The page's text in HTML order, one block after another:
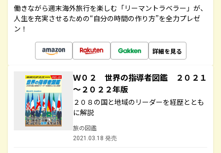
働きながら週末海外旅行を楽しむ「リーマントラベラー」が、
人生を充実させるための“自分の時間の作り方”を全力プレゼ
ン！
詳細を見る
Ｗ０２ 世界の指導者図鑑 ２０２１
～２０２２年版
２０８の国と地域のリーダーを経歴ととも
に解説
旅の図鑑
2021.03.18 発売